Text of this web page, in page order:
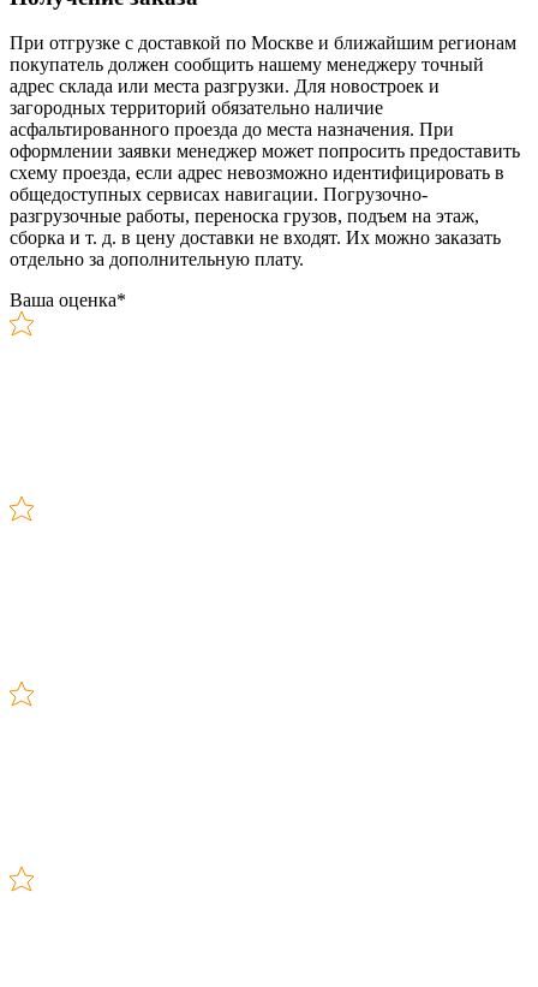
При отгрузке с доставкой по Москве и ближайшим регионам
покупатель должен сообщить нашему менеджеру точный
адрес склада или места разгрузки. Для новостроек и
загородных территорий обязательно наличие
асфальтированного проезда до места назначения. При
оформлении заявки менеджер может попросить предоставить
схему проезда, если адрес невозможно идентифицировать в
общедоступных сервисах навигации. Погрузочно-
разгрузочные работы, переноска грузов, подъем на этаж,
сборка и т. д. в цену доставки не входят. Их можно заказать
отдельно за дополнительную плату.
Ваша оценка*